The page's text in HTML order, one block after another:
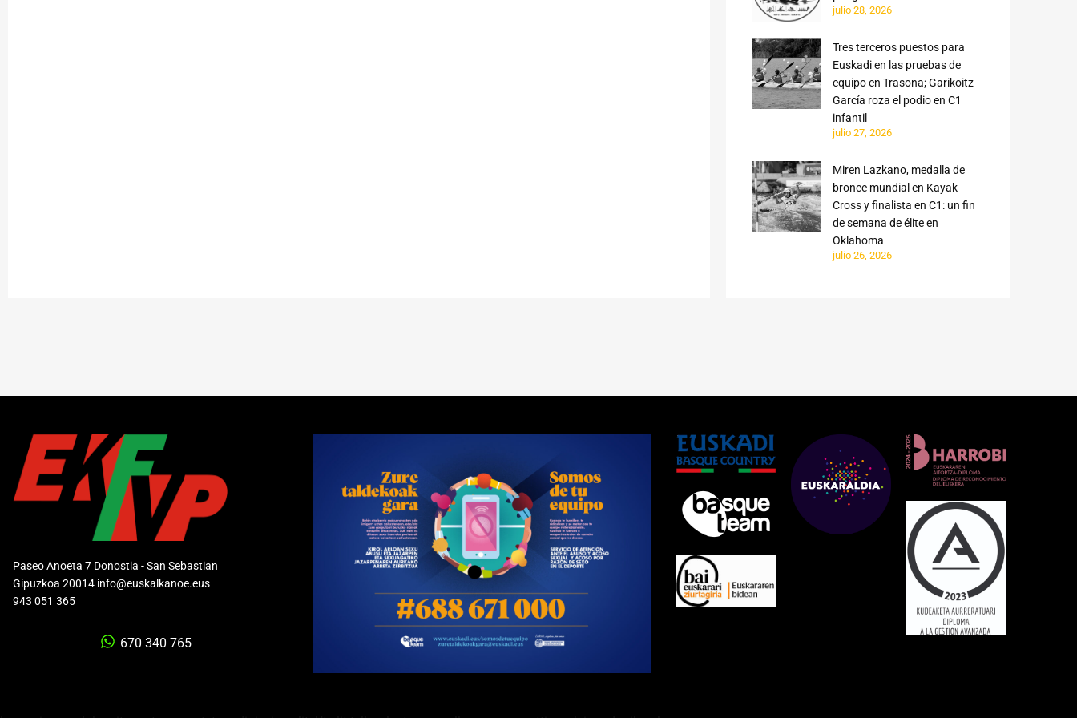
julio 28, 2026
Tres terceros puestos para
Euskadi en las pruebas de
equipo en Trasona; Garikoitz
García roza el podio en C1
infantil
julio 27, 2026
Miren Lazkano, medalla de
bronce mundial en Kayak
Cross y finalista en C1: un fin
de semana de élite en
Oklahoma
julio 26, 2026
Paseo Anoeta 7 Donostia - San Sebastian
Gipuzkoa 20014 info@euskalkanoe.eus
943 051 365
670 340 765